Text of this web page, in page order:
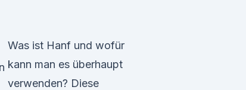
Was ist Hanf und wofür
kann man es überhaupt
verwenden? Diese